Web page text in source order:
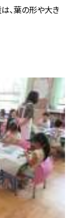
、葉の形や大き